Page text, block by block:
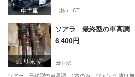
（株）ICT
売ります
ソアラ 最終型の車高
6,400円
田中駅
ソアラ 最終型の車高調 2本のみ ジャンク 抜け無